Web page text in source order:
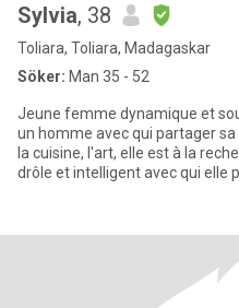
Sylvia, 38
Toliara, Toliara, Madagaskar
Söker: Man 35 - 52
Jeune femme dynamique et
un homme avec qui partager
la cuisine, l'art, elle est à la
drôle et intelligent avec qui elle